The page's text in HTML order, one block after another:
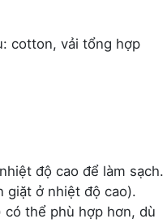
cotton, vải tổng hợp
độ cao để làm sạch.
giặt ở nhiệt độ cao).
có thể phù hợp hơn, dù